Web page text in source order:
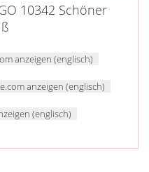
10342 Schöner
anzeigen (englisch)
anzeigen (englisch)
(englisch)